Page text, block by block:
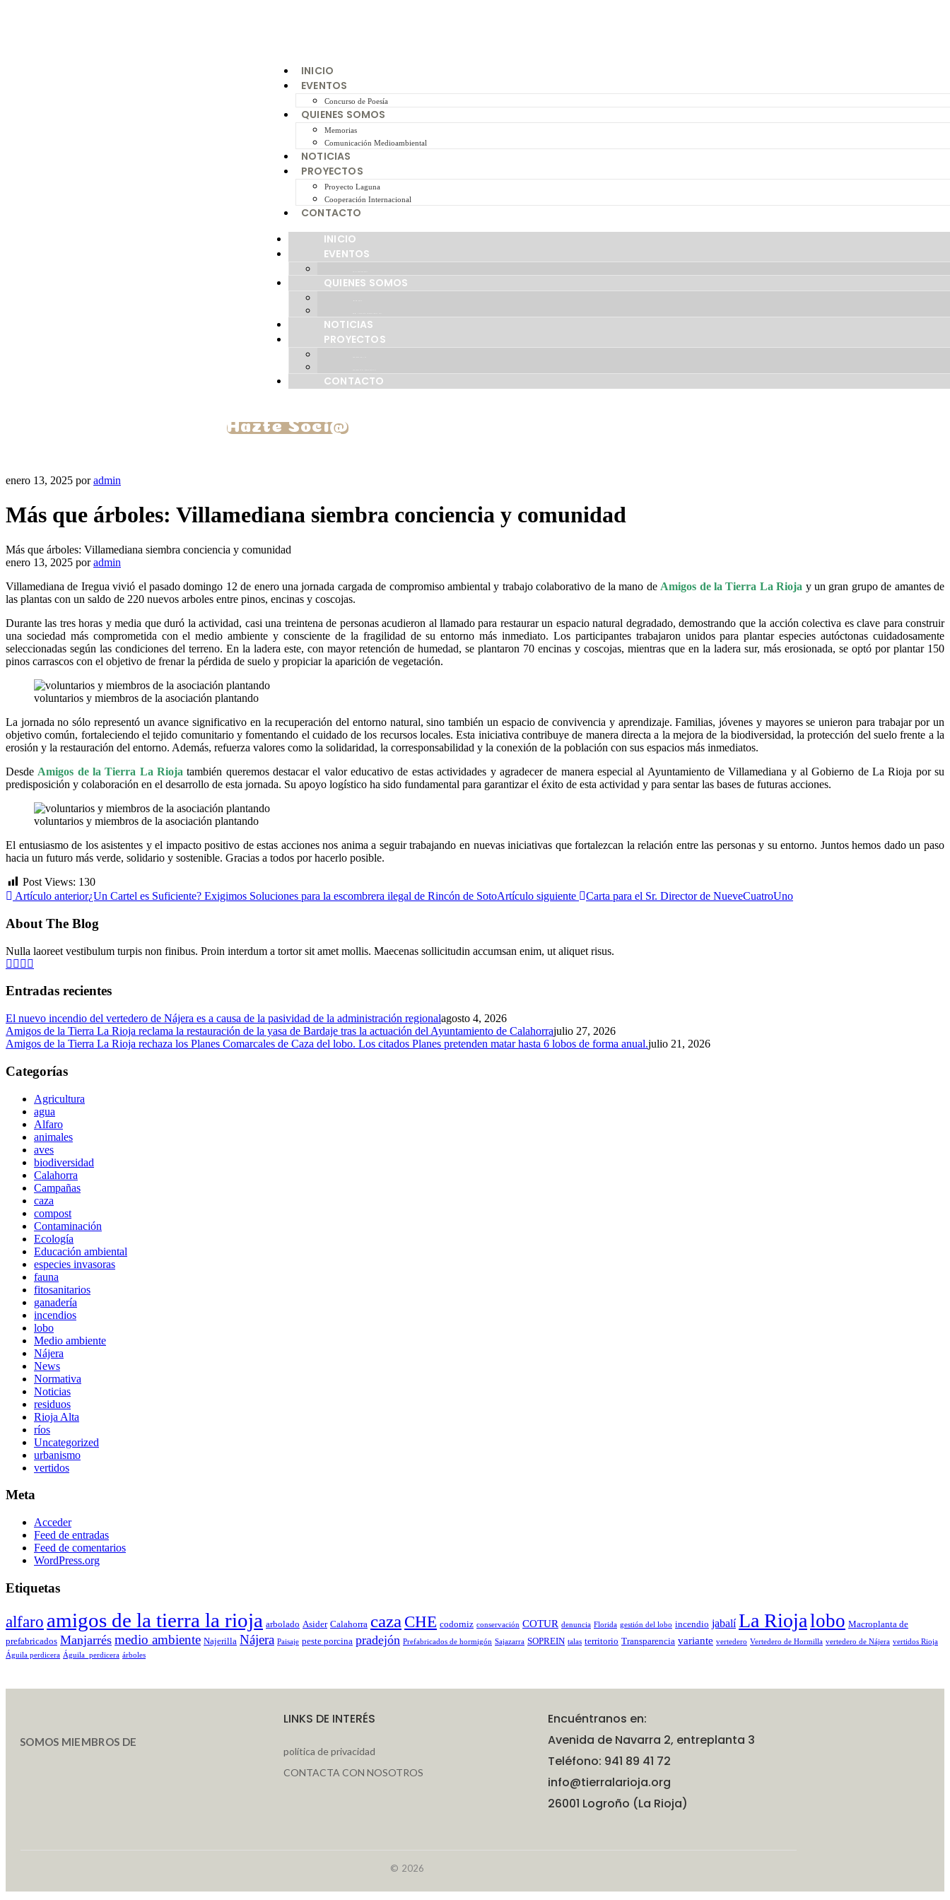
INICIO
EVENTOS
Concurso de Poesía
QUIENES SOMOS
Memorias
Comunicación Medioambiental
NOTICIAS
PROYECTOS
Proyecto Laguna
Cooperación Internacional
CONTACTO
INICIO
EVENTOS
QUIENES SOMOS
NOTICIAS
PROYECTOS
CONTACTO
Hazte Soci@
enero 13, 2025 poradmin
Más que árboles: Villamediana siembra conciencia y comunidad
Más que árboles: Villamediana siembra conciencia y comunidad
enero 13, 2025 poradmin
Villamediana de Iregua vivió el pasado domingo 12 de enero una jornada cargada de compromiso ambiental y trabajo colaborativo de la mano de Amigos de la Tierra La Rioja y un gran grupo de amantes de
las plantas con un saldo de 220 nuevos arboles entre pinos, encinas y coscojas.
Durante las tres horas y media que duró la actividad, casi una treintena de personas acudieron al llamado para restaurar un espacio natural degradado, demostrando que la acción colectiva es clave para construir
una sociedad más comprometida con el medio ambiente y consciente de la fragilidad de su entorno más inmediato. Los participantes trabajaron unidos para plantar especies autóctonas cuidadosamente
seleccionadas según las condiciones del terreno. En la ladera este, con mayor retención de humedad, se plantaron 70 encinas y coscojas, mientras que en la ladera sur, más erosionada, se optó por plantar 150
pinos carrascos con el objetivo de frenar la pérdida de suelo y propiciar la aparición de vegetación.
voluntarios y miembros de la asociación plantando
La jornada no sólo representó un avance significativo en la recuperación del entorno natural, sino también un espacio de convivencia y aprendizaje. Familias, jóvenes y mayores se unieron para trabajar por un
objetivo común, fortaleciendo el tejido comunitario y fomentando el cuidado de los recursos locales. Esta iniciativa contribuye de manera directa a la mejora de la biodiversidad, la protección del suelo frente a la
erosión y la restauración del entorno. Además, refuerza valores como la solidaridad, la corresponsabilidad y la conexión de la población con sus espacios más inmediatos.
Desde Amigos de la Tierra La Rioja también queremos destacar el valor educativo de estas actividades y agradecer de manera especial al Ayuntamiento de Villamediana y al Gobierno de La Rioja por su
predisposición y colaboración en el desarrollo de esta jornada. Su apoyo logístico ha sido fundamental para garantizar el éxito de esta actividad y para sentar las bases de futuras acciones.
voluntarios y miembros de la asociación plantando
El entusiasmo de los asistentes y el impacto positivo de estas acciones nos anima a seguir trabajando en nuevas iniciativas que fortalezcan la relación entre las personas y su entorno. Juntos hemos dado un paso
hacia un futuro más verde, solidario y sostenible. Gracias a todos por hacerlo posible.
Post Views: 130
Artículo anterior¿Un Cartel es Suficiente? Exigimos Soluciones para la escombrera ilegal de Rincón de SotoArtículo siguiente Carta para el Sr. Director de NueveCuatroUno
About The Blog
Nulla laoreet vestibulum turpis non finibus. Proin interdum a tortor sit amet mollis. Maecenas sollicitudin accumsan enim, ut aliquet risus.
Entradas recientes
El nuevo incendio del vertedero de Nájera es a causa de la pasividad de la administración regionalagosto 4, 2026
Amigos de la Tierra La Rioja reclama la restauración de la yasa de Bardaje tras la actuación del Ayuntamiento de Calahorrajulio 27, 2026
Amigos de la Tierra La Rioja rechaza los Planes Comarcales de Caza del lobo. Los citados Planes pretenden matar hasta 6 lobos de forma anual.julio 21, 2026
Categorías
Agricultura
agua
Alfaro
animales
aves
biodiversidad
Calahorra
Campañas
caza
compost
Contaminación
Ecología
Educación ambiental
especies invasoras
fauna
fitosanitarios
ganadería
incendios
lobo
Medio ambiente
Nájera
News
Normativa
Noticias
residuos
Rioja Alta
ríos
Uncategorized
urbanismo
vertidos
Meta
Acceder
Feed de entradas
Feed de comentarios
WordPress.org
Etiquetas
alfaro amigos de la tierra la rioja arbolado Asider Calahorra caza CHE codorniz conservación COTUR denuncia Florida gestión del lobo incendio jabalí La Riojalobo Macroplanta de
prefabricados Manjarrés medio ambiente Najerilla Nájera Paisaje peste porcina pradejón Prefabricados de hormigón Sajazarra SOPREIN talas territorio Transparencia variante vertedero Vertedero de Hormilla vertedero de Nájera vertidos Rioja
Águila perdicera Águila_perdicera árboles
SOMOS MIEMBROS DE
LINKS DE INTERÉS
política de privacidad
CONTACTA CON NOSOTROS
Encuéntranos en:
Avenida de Navarra 2, entreplanta 3
Teléfono: 941 89 41 72
info@tierralarioja.org
26001 Logroño (La Rioja)
© 2026